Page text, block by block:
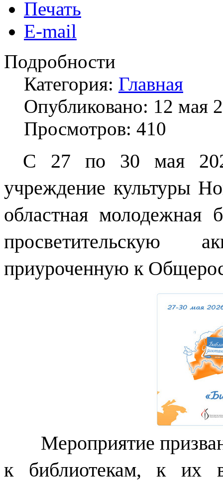
Печать
E-mail
Подробности
Категория: Главная
Опубликовано: 12 мая
Просмотров: 410
С 27 по 30 мая 2026
учреждение культуры
областная молодежная
просветительскую
приуроченную к
Мероприятие
к библиотекам, к их